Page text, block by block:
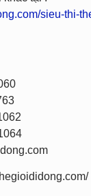
sieu-thi-